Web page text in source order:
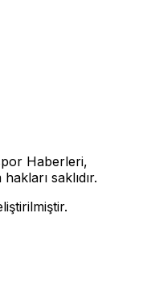
Haberleri,
saklıdır.